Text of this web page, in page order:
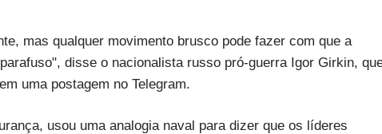
mas qualquer movimento brusco pode fazer com que a
disse o nacionalista russo pró-guerra Igor Girkin,
uma postagem no Telegram.
usou uma analogia naval para dizer que os líderes